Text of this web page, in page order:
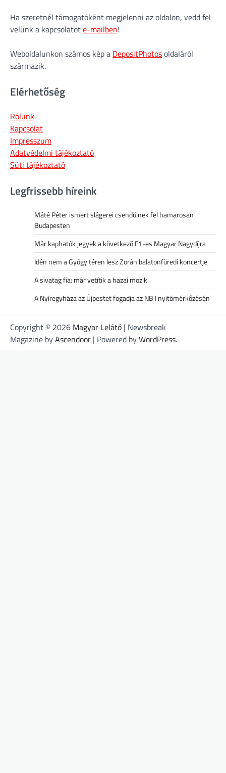
Ha szeretnél támogatóként megjelenni az oldalon, vedd fel
velünk a kapcsolatote-mailben!
Weboldalunkon számos kép a DepositPhotosoldaláról
származik.
Elérhetőség
Rólunk
Kapcsolat
Impresszum
Adatvédelmi tájékoztató
Süti tájékoztató
Legfrissebb híreink
Máté Péter ismert slágerei csendülnek fel hamarosan
Budapesten
Már kaphatók jegyek a következő F1-es Magyar Nagydíjra
Idén nem a Gyógy téren lesz Zorán balatonfüredi koncertje
A sivatag fia: már vetítik a hazai mozik
A Nyíregyháza az Újpestet fogadja az NB I nyitómérkőzésén
Copyright © 2026 Magyar Lelátó | Newsbreak
Magazine byAscendoor | Powered byWordPress.